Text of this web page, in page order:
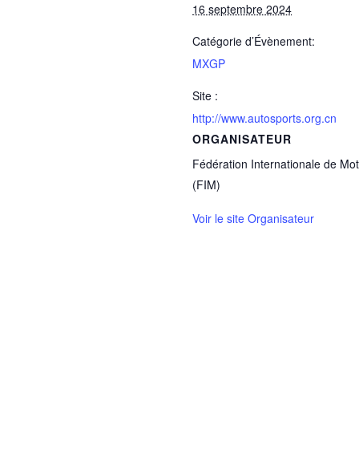
16 septembre 2024
Catégorie d’Évènement:
MXGP
Site :
http://www.autosports.org.cn
ORGANISATEUR
Fédération Internationale de
(FIM)
Voir le site Organisateur